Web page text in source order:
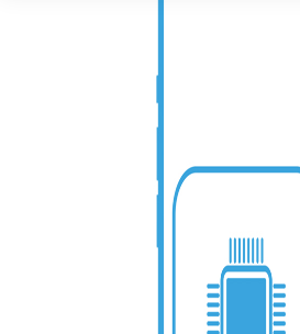
Запчастини для смартфонів